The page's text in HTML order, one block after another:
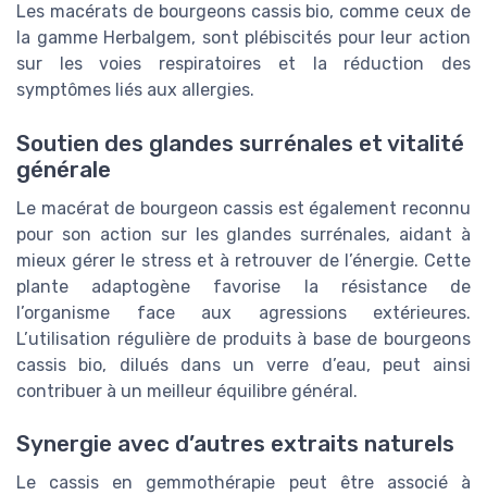
Les macérats de bourgeons cassis bio, comme ceux de
la gamme Herbalgem, sont plébiscités pour leur action
sur les voies respiratoires et la réduction des
symptômes liés aux allergies.
Soutien des glandes surrénales et vitalité
générale
Le macérat de bourgeon cassis est également reconnu
pour son action sur les glandes surrénales, aidant à
mieux gérer le stress et à retrouver de l’énergie. Cette
plante adaptogène favorise la résistance de
l’organisme face aux agressions extérieures.
L’utilisation régulière de produits à base de bourgeons
cassis bio, dilués dans un verre d’eau, peut ainsi
contribuer à un meilleur équilibre général.
Synergie avec d’autres extraits naturels
Le cassis en gemmothérapie peut être associé à